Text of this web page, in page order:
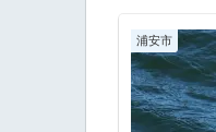
浦安市